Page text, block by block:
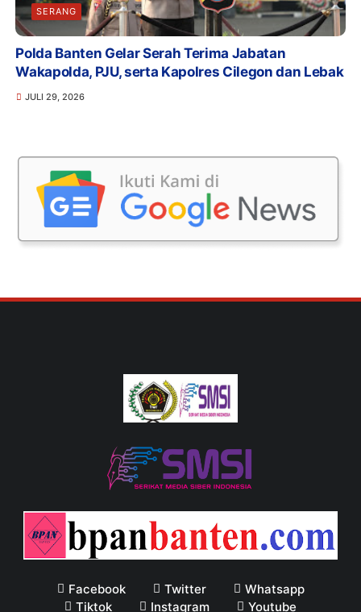
SERANG
Polda Banten Gelar Serah Terima Jabatan
Wakapolda, PJU, serta Kapolres Cilegon dan Lebak
JULI 29, 2026
Facebook Twitter
Whatsapp
Tiktok
Instagram Youtube